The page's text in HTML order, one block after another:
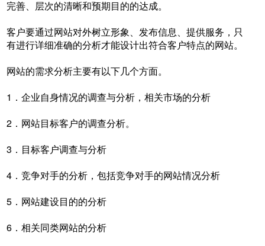
完善、层次的清晰和预期目的的达成。
客户要通过网站对外树立形象、发布信息、提供服务，只
有进行详细准确的分析才能设计出符合客户特点的网站。
网站的需求分析主要有以下几个方面。
1．企业自身情况的调查与分析，相关市场的分析
2．网站目标客户的调查分析。
3．目标客户调查与分析
4．竞争对手的分析，包括竞争对手的网站情况分析
5．网站建设目的的分析
6．相关同类网站的分析